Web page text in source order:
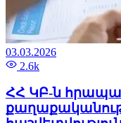
03.03.2026
2.6k
ՀՀ ԿԲ-ն